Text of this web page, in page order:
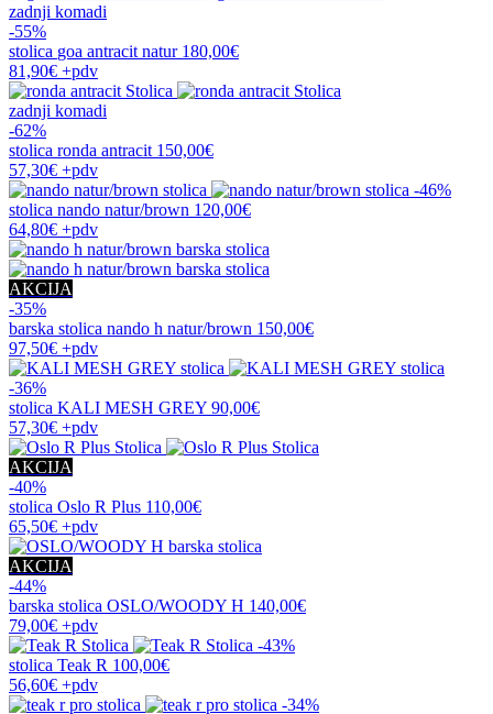
zadnji komadi
-55%
stolica goa antracit natur 180,00€
81,90€ +pdv
zadnji komadi
-62%
stolica ronda antracit 150,00€
57,30€ +pdv
-46%
stolica nando natur/brown 120,00€
64,80€ +pdv
AKCIJA
-35%
barska stolica nando h natur/brown 150,00€
97,50€ +pdv
-36%
stolica KALI MESH GREY 90,00€
57,30€ +pdv
AKCIJA
-40%
stolica Oslo R Plus 110,00€
65,50€ +pdv
AKCIJA
-44%
barska stolica OSLO/WOODY H 140,00€
79,00€ +pdv
-43%
stolica Teak R 100,00€
56,60€ +pdv
-34%